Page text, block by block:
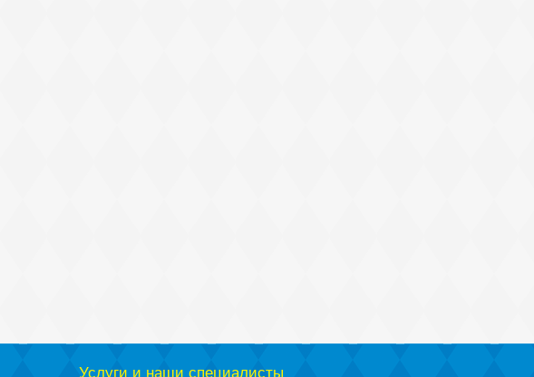
Услуги и наши специалисты